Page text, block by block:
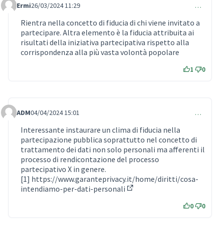
Comment 904
Ermi26/03/2024 11:29 …
Rientra nella concetto di fiducia di chi viene invitato a
partecipare. Altra elemento è la fiducia attribuita ai
risultati della iniziativa partecipativa rispetto alla
corrispondenza alla più vasta volontà popolare
1 0
Comment 906
ADM04/04/2024 15:01 …
Interessante instaurare un clima di fiducia nella
partecipazione pubblica soprattutto nel concetto di
trattamento dei dati non solo personali ma afferenti il
processo di rendicontazione del processo
partecipativo X in genere.
[1] https://www.garanteprivacy.it/home/diritti/cosa-
intendiamo-per-dati-personali
0 0